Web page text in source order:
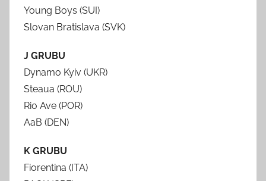
Young Boys (SUI)
Slovan Bratislava (SVK)
J GRUBU
Dynamo Kyiv (UKR)
Steaua (ROU)
Rio Ave (POR)
AaB (DEN)
K GRUBU
Fiorentina (ITA)